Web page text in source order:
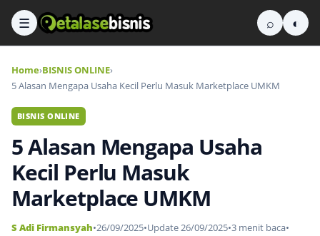
☰ ⌕ ◐
Home›BISNIS ONLINE›
5 Alasan Mengapa Usaha Kecil Perlu Masuk Marketplace UMKM
BISNIS ONLINE
5 Alasan Mengapa Usaha
Kecil Perlu Masuk
Marketplace UMKM
S Adi Firmansyah•26/09/2025•Update 26/09/2025•3 menit baca•